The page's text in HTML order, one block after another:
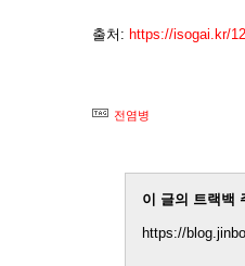
출처: https://isogai.kr/
전염병
이 글의 트랙백
https://